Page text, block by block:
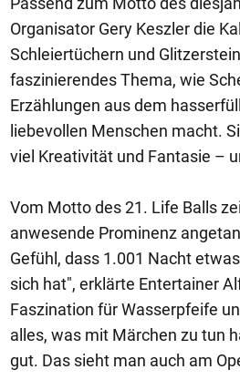
Organisator Gery Keszler die
Schleiertüchern und
faszinierendes Thema, wie
Erzählungen aus dem
liebevollen Menschen macht.
viel Kreativität und Fantasie –
Vom Motto des 21. Life Balls
anwesende Prominenz
Gefühl, dass 1.001 Nacht
sich hat", erklärte Entertainer
Faszination für Wasserpfeife
alles, was mit Märchen zu tun
gut. Das sieht man auch am